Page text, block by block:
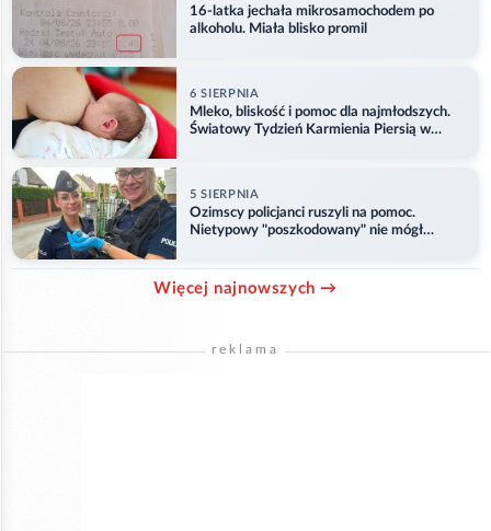
16-latka jechała mikrosamochodem po
alkoholu. Miała blisko promil
6 SIERPNIA
Mleko, bliskość i pomoc dla najmłodszych.
Światowy Tydzień Karmienia Piersią w
5 SIERPNIA
Ozimscy policjanci ruszyli na pomoc.
Nietypowy "poszkodowany" nie mógł
Więcej najnowszych →
reklama